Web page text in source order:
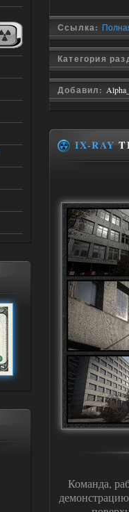
Ссылка:
Категория
Добавил:
IX-RAY
Команда,